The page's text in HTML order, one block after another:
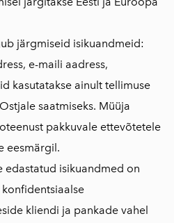
järgmiseid isikuandmeid:
e-maili aadress,
kasutatakse ainult tellimuse
saatmiseks. Müüja
pakkuvale ettevõtetele
eesmärgil.
edastatud isikuandmed on
kliendi ja pankade vahel